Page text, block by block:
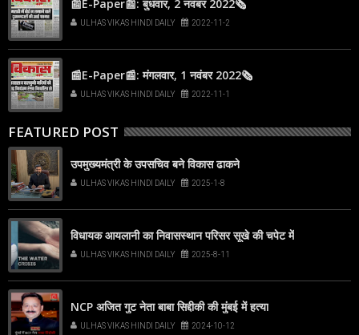
📰E-Paper📰: बुधवार, 2 नवंबर 2022🗞
ULHAS VIKAS HINDI DAILY 2022-11-2
📰E-Paper📰: मंगलवार, 1 नवंबर 2022🗞
ULHAS VIKAS HINDI DAILY 2022-11-1
FEATURED POST
उपमुख्यमंत्री के उपसचिव बने विकास ढाकने
ULHAS VIKAS HINDI DAILY 2025-1-8
विधायक आयलानी का निवासस्थान परिसर सूखे की चपेट में
ULHAS VIKAS HINDI DAILY 2025-8-11
NCP अजित गुट नेता बाबा सिद्दीकी की मुंबई में हत्या
ULHAS VIKAS HINDI DAILY 2024-10-12